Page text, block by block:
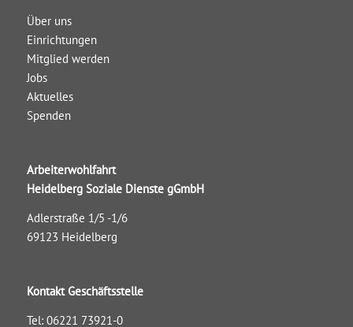
Über uns
Einrichtungen
Mitglied werden
Jobs
Aktuelles
Spenden
Arbeiterwohlfahrt
Heidelberg Soziale Dienste gGmbH
Adlerstraße 1/5 -1/6
69123 Heidelberg
Kontakt Geschäftsstelle
Tel: 06221 73921-0